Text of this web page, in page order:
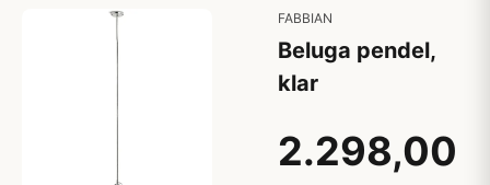
FABBIAN
Beluga pendel,
klar
2.298,00